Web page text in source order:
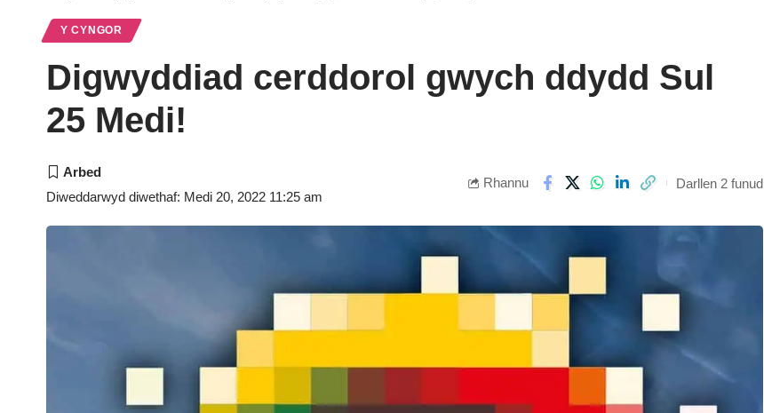
Y CYNGOR
Digwyddiad cerddorol gwych ddydd Sul
25 Medi!
Diweddarwyd diwethaf: Medi 20, 2022 11:25 am
Rhannu Darllen 2 funud